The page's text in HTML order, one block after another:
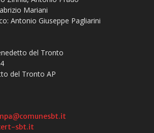
Mariani
Antonio Giuseppe Pagliarini
del Tronto
del Tronto AP
sbt.it